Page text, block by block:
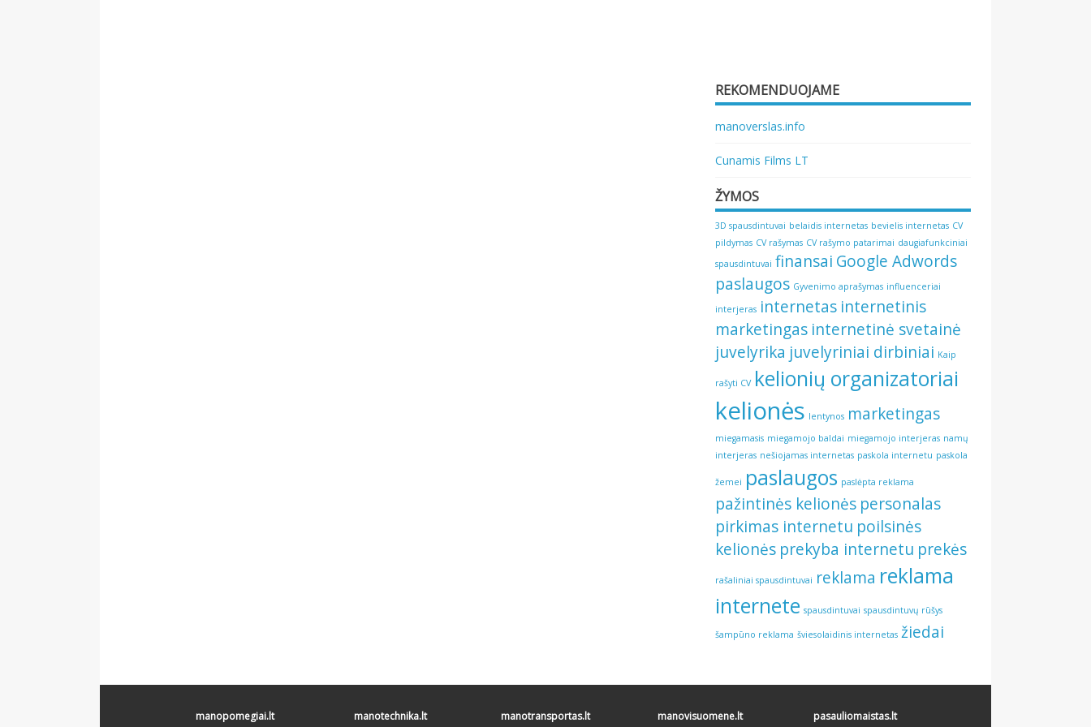
REKOMENDUOJAME
manoverslas.info
Cunamis Films LT
ŽYMOS
3D spausdintuvai belaidis internetas bevielis internetas CV
pildymas CV rašymas CV rašymo patarimai daugiafunkciniai
spausdintuvai finansai Google Adwords
paslaugos Gyvenimo aprašymas influenceriai
interjeras internetas internetinis
marketingas internetinė svetainė
juvelyrika juvelyriniai dirbiniai Kaip
rašyti CV kelionių organizatoriai
kelionės lentynos marketingas
miegamasis miegamojo baldai miegamojo interjeras namų
interjeras nešiojamas internetas paskola internetu paskola
žemei paslaugos paslėpta reklama
pažintinės kelionės personalas
pirkimas internetu poilsinės
kelionės prekyba internetu prekės
rašaliniai spausdintuvai reklama reklama
internete spausdintuvai spausdintuvų rūšys
šampūno reklama šviesolaidinis internetas žiedai
manopomegiai.lt manotechnika.lt manotransportas.lt manovisuomene.lt pasauliomaistas.lt